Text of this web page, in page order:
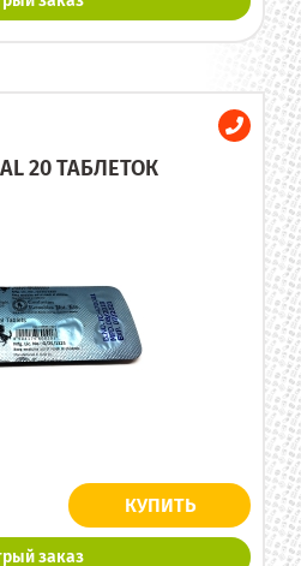
20 ТАБЛЕТОК
КУПИТЬ
заказ